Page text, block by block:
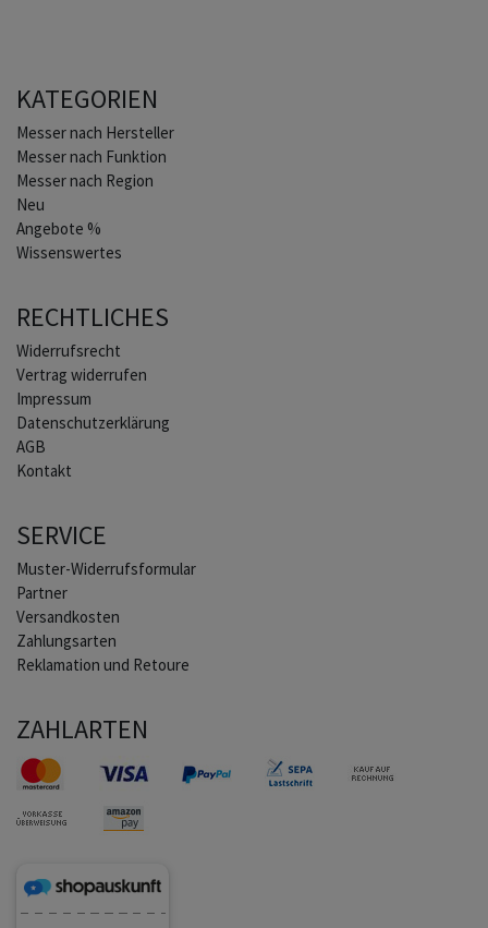
KATEGORIEN
Home
Messer nach Hersteller
Messer nach Funktion
Messer nach Region
Neu
Angebote %
Wissenswertes
RECHTLICHES
Widerrufs­recht
Vertrag widerrufen
Impressum
Daten­schutz­erklärung
AGB
Kontakt
SERVICE
Muster-Widerrufsformular
Partner
Versandkosten
Zahlungsarten
Reklamation und Retoure
ZAHLARTEN